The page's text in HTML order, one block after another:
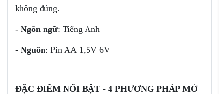
không đúng.
- Ngôn ngữ: Tiếng Anh
- Nguồn: Pin AA 1,5V 6V
ĐẶC ĐIỂM NỔI BẬT - 4 PHƯƠNG PHÁP MỞ